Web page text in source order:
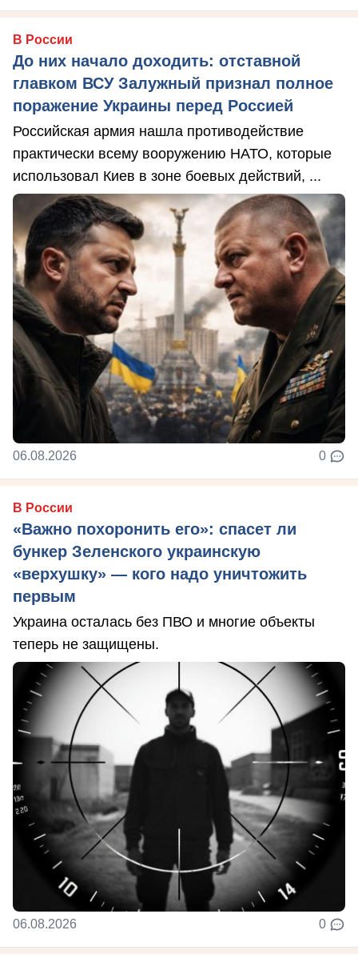
В России
До них начало доходить: отставной
главком ВСУ Залужный признал полное
поражение Украины перед Россией
Российская армия нашла противодействие
практически всему вооружению НАТО, которые
использовал Киев в зоне боевых действий, ...
06.08.2026 0
В России
«Важно похоронить его»: спасет ли
бункер Зеленского украинскую
«верхушку» — кого надо уничтожить
первым
Украина осталась без ПВО и многие объекты
теперь не защищены.
06.08.2026 0